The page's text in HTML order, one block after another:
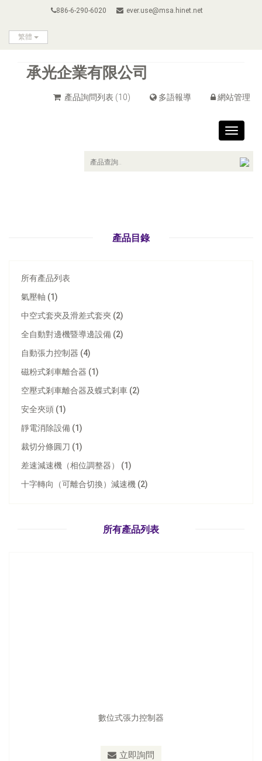
886-6-290-6020 ever.use@msa.hinet.net
繁體
承光企業有限公司
產品詢問列表 (10) 多語報導 網站管理
Toggle
產品目錄
所有產品列表
氣壓軸 (1)
中空式套夾及滑差式套夾 (2)
全自動對邊機暨導邊設備 (2)
自動張力控制器 (4)
磁粉式剎車離合器 (1)
空壓式剎車離合器及蝶式剎車 (2)
安全夾頭 (1)
靜電消除設備 (1)
裁切分條圓刀 (1)
差速減速機（相位調整器） (1)
十字轉向（可離合切換）減速機 (2)
所有產品列表
數位式張力控制器
立即詢問
立即詢問